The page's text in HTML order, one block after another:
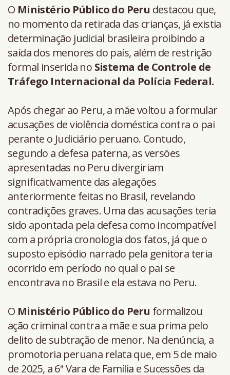
O Ministério Público do Peru destacou que,
no momento da retirada das crianças, já existia
determinação judicial brasileira proibindo a
saída dos menores do país, além de restrição
formal inserida no Sistema de Controle de
Tráfego Internacional da Polícia Federal.
Após chegar ao Peru, a mãe voltou a formular
acusações de violência doméstica contra o pai
perante o Judiciário peruano. Contudo,
segundo a defesa paterna, as versões
apresentadas no Peru divergiriam
significativamente das alegações
anteriormente feitas no Brasil, revelando
contradições graves. Uma das acusações teria
sido apontada pela defesa como incompatível
com a própria cronologia dos fatos, já que o
suposto episódio narrado pela genitora teria
ocorrido em período no qual o pai se
encontrava no Brasil e ela estava no Peru.
O Ministério Público do Peru formalizou
ação criminal contra a mãe e sua prima pelo
delito de subtração de menor. Na denúncia, a
promotoria peruana relata que, em 5 de maio
de 2025, a 6ª Vara de Família e Sucessões da